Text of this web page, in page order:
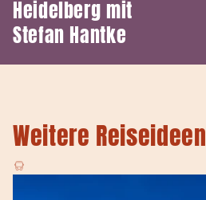
Heidelberg mit
Stefan Hantke
Weitere Reiseideen